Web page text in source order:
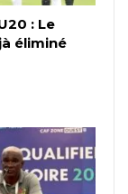
: Le
éliminé